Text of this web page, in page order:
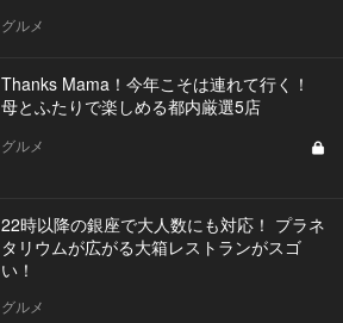
グルメ
Thanks Mama！今年こそは連れて行く！
母とふたりで楽しめる都内厳選5店
グルメ
22時以降の銀座で大人数にも対応！ プラネ
タリウムが広がる大箱レストランがスゴ
い！
グルメ